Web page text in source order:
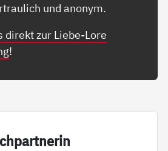
und anonym.
direkt zur Liebe-Lore
!